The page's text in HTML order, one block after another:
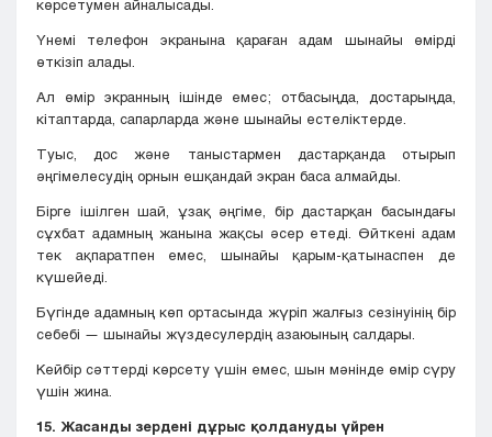
көрсетумен айналысады.
Үнемі телефон экранына қараған адам шынайы өмірді
өткізіп алады.
Ал өмір экранның ішінде емес; отбасыңда, достарыңда,
кітаптарда, сапарларда және шынайы естеліктерде.
Туыс, дос және таныстармен дастарқанда отырып
әңгімелесудің орнын ешқандай экран баса алмайды.
Бірге ішілген шай, ұзақ әңгіме, бір дастарқан басындағы
сұхбат адамның жанына жақсы әсер етеді. Өйткені адам
тек ақпаратпен емес, шынайы қарым-қатынаспен де
күшейеді.
Бүгінде адамның көп ортасында жүріп жалғыз сезінуінің бір
себебі — шынайы жүздесулердің азаюының салдары.
Кейбір сәттерді көрсету үшін емес, шын мәнінде өмір сүру
үшін жина.
15. Жасанды зердені дұрыс қолдануды үйрен